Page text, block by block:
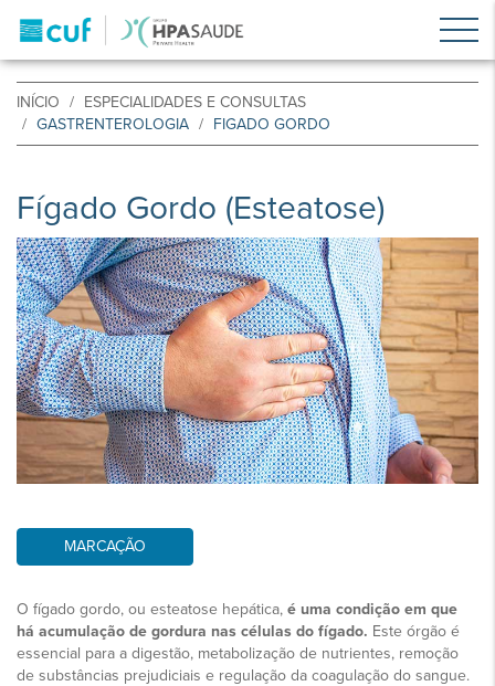
INÍCIO
ESPECIALIDADES E CONSULTAS
GASTRENTEROLOGIA
FIGADO GORDO
Fígado Gordo (Esteatose)
MARCAÇÃO
O fígado gordo, ou esteatose hepática, é uma condição em que
há acumulação de gordura nas células do fígado. Este órgão é
essencial para a digestão, metabolização de nutrientes, remoção
de substâncias prejudiciais e regulação da coagulação do sangue.